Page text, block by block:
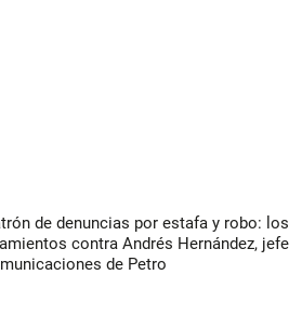
de denuncias por estafa y robo: los
contra Andrés Hernández, jefe
de Petro